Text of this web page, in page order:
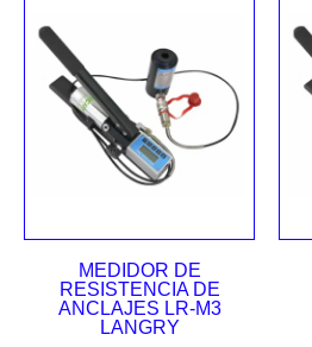
MEDIDOR DE
RESISTENCIA DE
ANCLAJES LR-M3
LANGRY